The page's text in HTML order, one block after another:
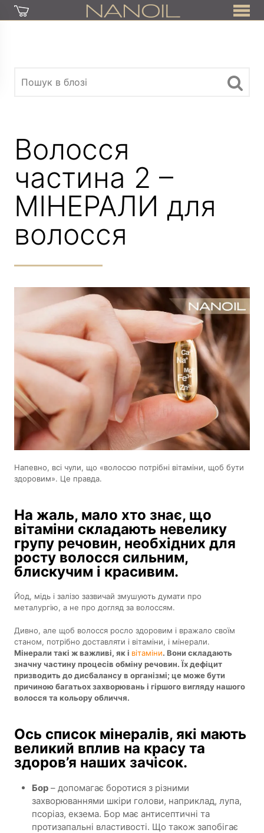
Волосся
частина 2 –
МІНЕРАЛИ для
волосся
Напевно, всі чули, що «волоссю потрібні вітаміни, щоб бути
здоровим». Це правда.
На жаль, мало хто знає, що
вітаміни складають невелику
групу речовин, необхідних для
росту волосся сильним,
блискучим і красивим.
Йод, мідь і залізо зазвичай змушують думати про
металургію, а не про догляд за волоссям.
Дивно, але щоб волосся росло здоровим і вражало своїм
станом, потрібно доставляти і вітаміни, і мінерали.
Мінерали такі ж важливі, як і вітаміни. Вони складають
значну частину процесів обміну речовин. Їх дефіцит
призводить до дисбалансу в організмі; це може бути
причиною багатьох захворювань і гіршого вигляду нашого
волосся та кольору обличчя.
Ось список мінералів, які мають
великий вплив на красу та
здоров’я наших зачісок.
Бор – допомагає боротися з різними
захворюваннями шкіри голови, наприклад, лупа,
псоріаз, екзема. Бор має антисептичні та
протизапальні властивості. Що також запобігає